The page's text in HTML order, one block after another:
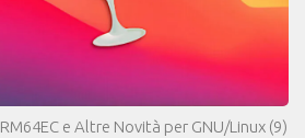
e Altre Novità per GNU/Linux (9)